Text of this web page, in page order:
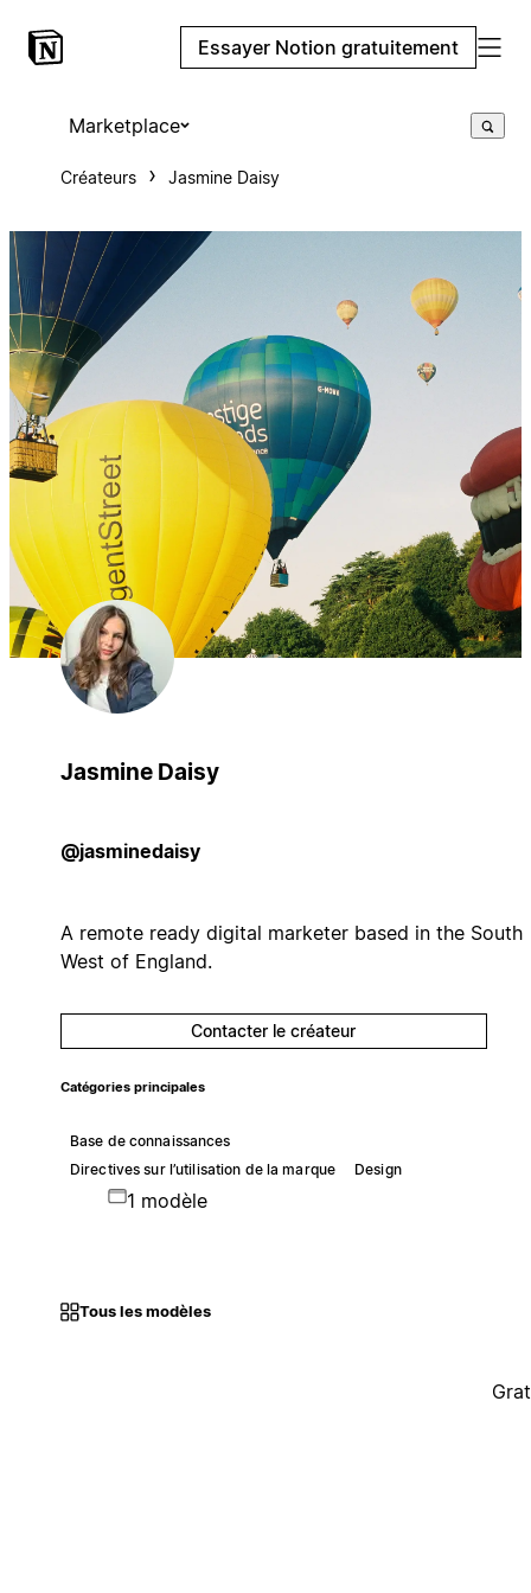
Essayer Notion gratuitement
Marketplace
Créateurs Jasmine Daisy
Jasmine Daisy
@jasminedaisy
A remote ready digital marketer based in the South
West of England.
Contacter le créateur
Catégories principales
Base de connaissances
Directives sur l’utilisation de la marque
Design
1 modèle
Tous les modèles